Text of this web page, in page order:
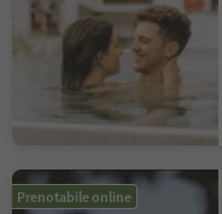
Prenotabile online